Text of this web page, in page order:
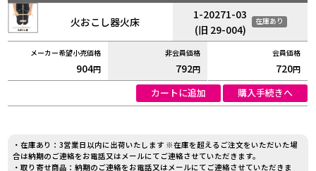
火おこし器火床
1-20271-03
(旧 29-004)
在庫あり
904円 792円 720円
カートに追加 購入手続きへ
・在庫あり：3営業日以内に出荷いたします ※在庫を超えるご注文をいただいた場
合は納期のご連絡をお電話又はメールにてご連絡させていただきます。
・取り寄せ商品：納期のご連絡をお電話又はメールにてご連絡させていただきま